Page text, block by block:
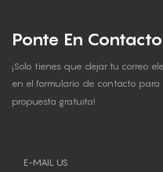
Ponte En
¡Solo tienes que dejar tu correo
en el formulario de contacto
propuesta gratuita!
E-MAIL US